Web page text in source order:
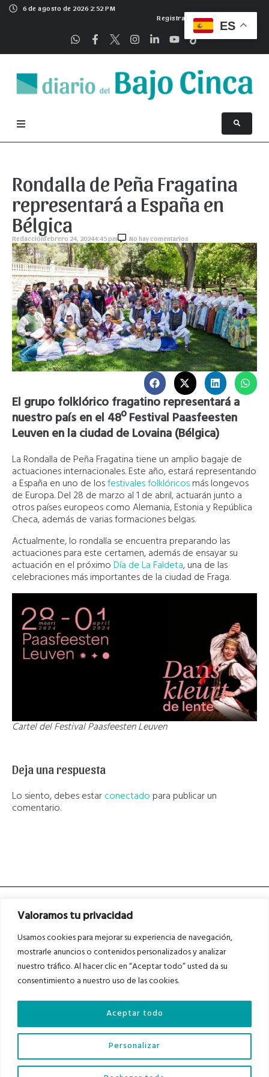
Valoramos tu privacidad
Usamos cookies para mejorar su experiencia de navegación,
mostrarle anuncios o contenidos personalizados y analizar
nuestro tráfico. Al hacer clic en “Aceptar todo” usted da su
consentimiento a nuestro uso de las cookies.
Personalizar
Aceptar todo
6 de agosto de 2026 2:52 PM
Registrarse
Rondalla de Peña Fragatina
representará a España en
Bélgica
Redacciónfebrero 24, 20244:45 pm No hay comentarios
El grupo folklórico fragatino representará a
nuestro país en el 48º Festival Paasfeesten
Leuven en la ciudad de Lovaina (Bélgica)
La Rondalla de Peña Fragatina tiene un amplio bagaje de
actuaciones internacionales. Este año, estará representando
a España en uno de losfestivales folklóricosmás longevos
de Europa. Del 28 de marzo al 1 de abril, actuarán junto a
otros países europeos como Alemania, Estonia y República
Checa, además de varias formaciones belgas.
Actualmente, lo rondalla se encuentra preparando las
actuaciones para este certamen, además de ensayar su
actuación en el próximoDía de La Faldeta, una de las
celebraciones más importantes de la ciudad de Fraga.
Cartel del Festival Paasfeesten Leuven
Deja una respuesta
Lo siento, debes estarconectado para publicar un
comentario.
Asociados a
Auditados por
Diario del Bajo Cinca © 2023 . Todos los derechos reservados |Aviso Legal
ES